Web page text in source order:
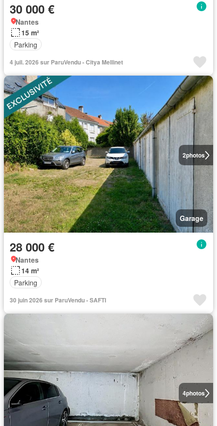
30 000 €
Nantes
15 m²
Parking
4 juil. 2026 sur ParuVendu - Citya Mellinet
2photos
Garage
28 000 €
Nantes
14 m²
Parking
30 juin 2026 sur ParuVendu - SAFTI
4photos